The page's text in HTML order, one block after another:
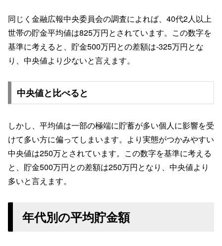
同じく金融広報中央委員会の調査によれば、40代2人以上
世帯の貯金平均値は825万円とされています。この数字を
基準に考えると、貯金500万円との差額は-325万円とな
り、中央値より少ないと言えます。
中央値と比べると
しかし、平均値は一部の極端に貯蓄が多い個人に影響を受
けて多い方に偏ってしまいます。より実態がつかみやすい
中央値は250万とされています。この数字を基準に考える
と、貯金500万円との差額は250万円となり、中央値より
多いと言えます。
年代別の平均貯金額